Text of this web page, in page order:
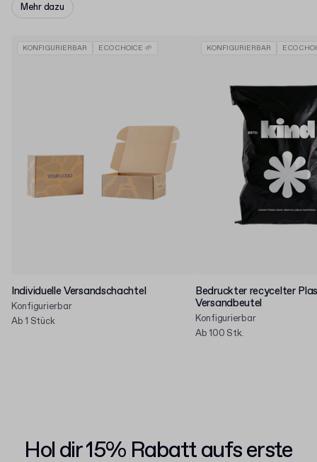
Mehr dazu
KONFIGURIERBAR ECO CHOICE 🌱
Individuelle Versandschachtel
Konfigurierbar
Ab 1 Stück
KONFIGURIERBAR ECO
Bedruckter recycelter
Versandbeutel
Konfigurierbar
Ab 100 Stk.
Hol dir 15% Rabatt aufs erste